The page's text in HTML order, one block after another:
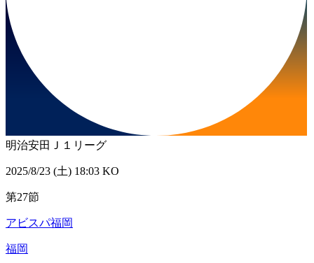
明治安田Ｊ１リーグ
2025/8/23 (土) 18:03 KO
第27節
アビスパ福岡
福岡